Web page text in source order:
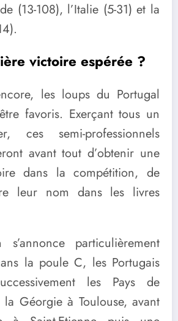
(13-108), l’Italie (5-31) et la
victoire espérée ?
les loups du Portugal
favoris. Exerçant tous un
ces semi-professionnels
avant tout d’obtenir une
dans la compétition, de
leur nom dans les livres
particulièrement
la poule C, les Portugais
les Pays de
Géorgie à Toulouse, avant